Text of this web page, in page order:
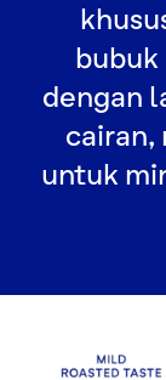
bubuk
dengan
cairan,
untuk